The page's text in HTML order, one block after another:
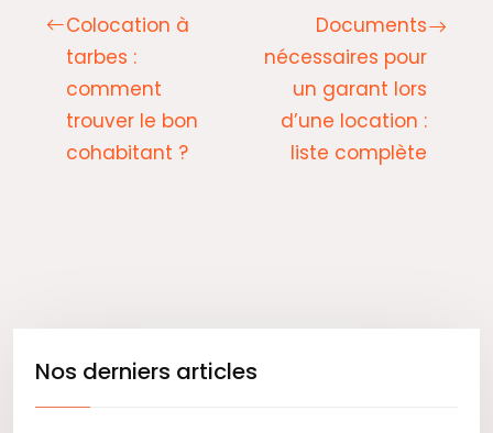
Colocation à
tarbes :
comment
trouver le bon
cohabitant ?
Documents
nécessaires pour
un garant lors
d’une location :
liste complète
Nos derniers articles